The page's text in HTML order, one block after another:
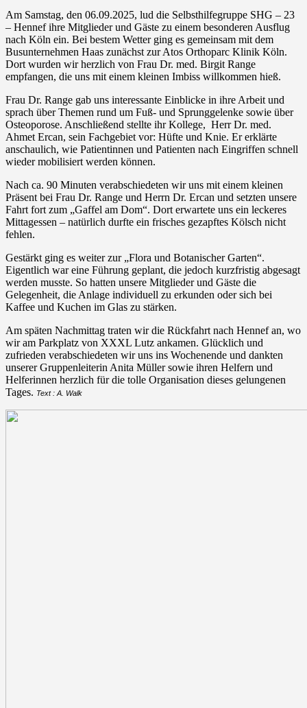
Am Samstag, den 06.09.2025, lud die Selbsthilfegruppe SHG – 23
– Hennef ihre Mitglieder und Gäste zu einem besonderen Ausflug
nach Köln ein. Bei bestem Wetter ging es gemeinsam mit dem
Busunternehmen Haas zunächst zur Atos Orthoparc Klinik Köln.
Dort wurden wir herzlich von Frau Dr. med. Birgit Range
empfangen, die uns mit einem kleinen Imbiss willkommen hieß.
Frau Dr. Range gab uns interessante Einblicke in ihre Arbeit und
sprach über Themen rund um Fuß- und Sprunggelenke sowie über
Osteoporose. Anschließend stellte ihr Kollege, Herr Dr. med.
Ahmet Ercan, sein Fachgebiet vor: Hüfte und Knie. Er erklärte
anschaulich, wie Patientinnen und Patienten nach Eingriffen schnell
wieder mobilisiert werden können.
Nach ca. 90 Minuten verabschiedeten wir uns mit einem kleinen
Präsent bei Frau Dr. Range und Herrn Dr. Ercan und setzten unsere
Fahrt fort zum „Gaffel am Dom“. Dort erwartete uns ein leckeres
Mittagessen – natürlich durfte ein frisches gezapftes Kölsch nicht
fehlen.
Gestärkt ging es weiter zur „Flora und Botanischer Garten“.
Eigentlich war eine Führung geplant, die jedoch kurzfristig abgesagt
werden musste. So hatten unsere Mitglieder und Gäste die
Gelegenheit, die Anlage individuell zu erkunden oder sich bei
Kaffee und Kuchen im Glas zu stärken.
Am späten Nachmittag traten wir die Rückfahrt nach Hennef an, wo
wir am Parkplatz von XXXL Lutz ankamen. Glücklich und
zufrieden verabschiedeten wir uns ins Wochenende und dankten
unserer Gruppenleiterin Anita Müller sowie ihren Helfern und
Helferinnen herzlich für die tolle Organisation dieses gelungenen
Tages. Text : A. Walk